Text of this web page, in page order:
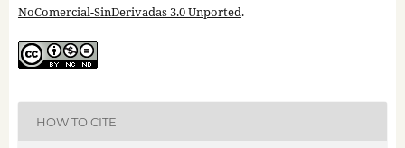
NoComercial-SinDerivadas 3.0 Unported.
HOW TO CITE